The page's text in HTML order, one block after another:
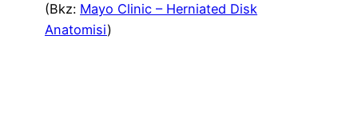
(Bkz: Mayo Clinic – Herniated Disk
Anatomisi)